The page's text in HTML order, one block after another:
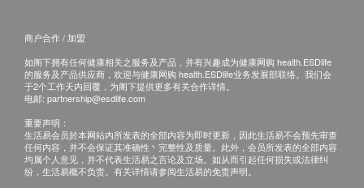
独有的「黑色素锁定功能」能防止代谢产物淤积
更生代谢细胞，令皮肤更细腻白晰，散发出透明感
成份
β-烟酰胺单核苷酸(NMN) 300mg
Cytologics Pharmaceutical Limited 客户服务部跟
电邮: info@cytologics.com.hk
商户合作 / 加盟
如阁下拥有任何健康相关之服务及产品，并有兴趣成为健康网购 health.ESDlife
的服务及产品供应商，欢迎与健康网购 health.ESDlife业务发展部联络。我们会
于2个工作天内回覆，为阁下提供更多有关合作详情。
电邮: partnership@esdlife.com
重要声明：
生活易会员於本网站内所发表的全部内容为即时更新，因此生活易不会预先审查
任何内容，并不会保证其准确性丶完整性及质量。此外，会员所发表的全部内容
均属个人意见，并不代表生活易之言论及立场。如从而引起任何损失或法律纠
纷，生活易概不负责。有关详情请参阅生活易的免责声明。